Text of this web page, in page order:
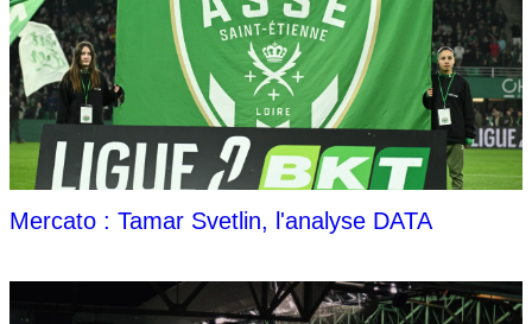
Mercato : Tamar Svetlin, l'analyse DATA